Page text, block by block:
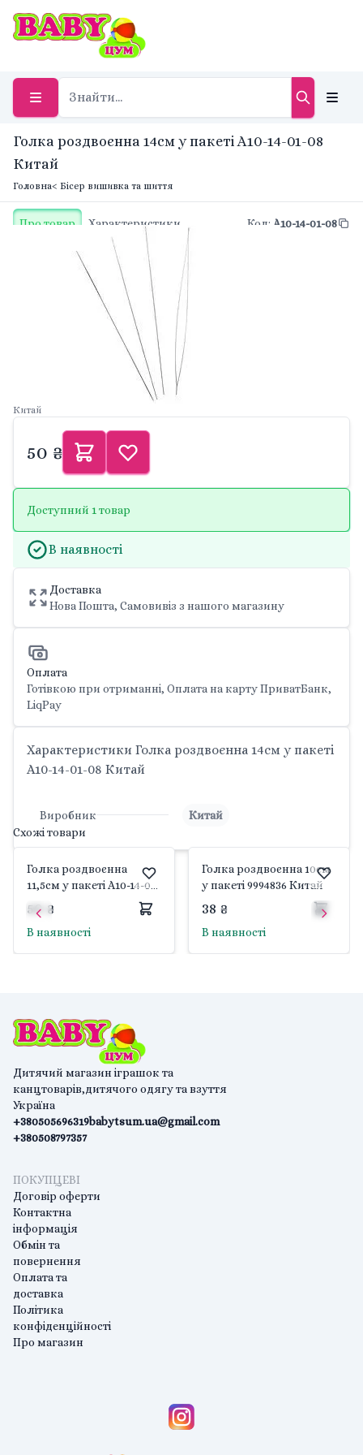
Голка роздвоєнна 14см у пакеті A10-14-01-08
Китай
Головна< Бісер вишивка та шиття
Про товар Характеристики Код: A10-14-01-08
Китай
50 ₴
Доступний 1 товар
В наявності
Доставка
Нова Пошта, Самовивіз з нашого магазину
Оплата
Готівкою при отриманні, Оплата на карту ПриватБанк,
LiqPay
Характеристики Голка роздвоєнна 14см у пакеті
A10-14-01-08 Китай
Виробник
Китай
Схожі товари
Голка роздвоєнна
11,5см у пакеті A10-14-01-
50 ₴
В наявності
Голка роздвоєнна 10см
у пакеті 9994836 Китай
38 ₴
В наявності
Дитячий магазин іграшок та
канцтоварів,дитячого одягу та взуття
Україна
+380505696319
+380508797357
babytsum.ua@gmail.com
ПОКУПЦЕВІ
Договір оферти
Контактна
інформація
Обмін та
повернення
Оплата та
доставка
Політика
конфіденційності
Про магазин